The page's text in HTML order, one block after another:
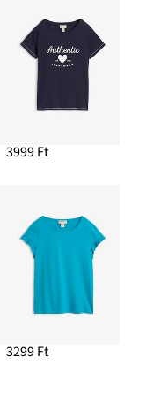
3999 Ft
3299 Ft